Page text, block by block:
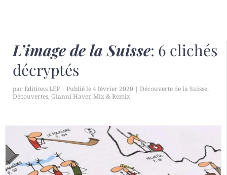
L’image de la Suisse: 6 clichés
décryptés
parEditions LEP | 4 février 2020 | Découverte de la Suisse,
Découvertes,Gianni Haver,Mix & Remix